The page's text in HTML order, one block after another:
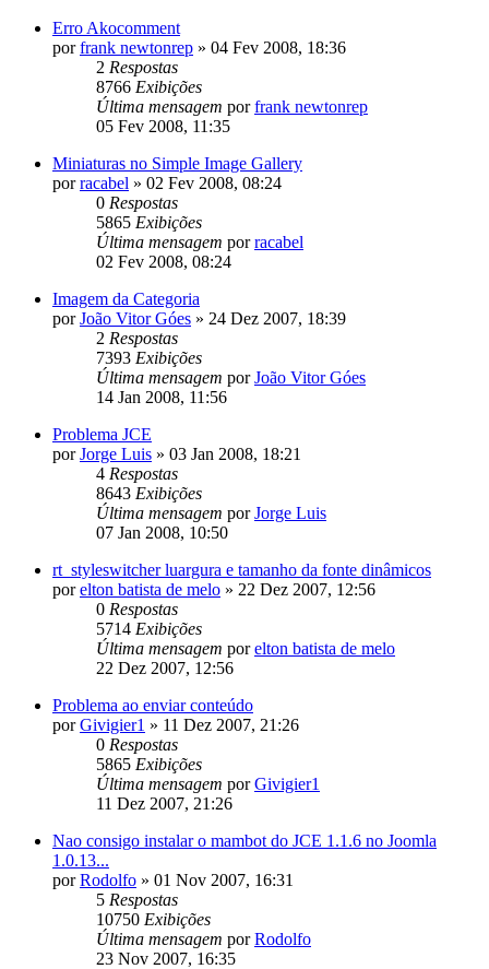
Erro Akocomment
porfrank newtonrep » 04 Fev 2008, 18:36
2 Respostas
8766 Exibições
Última mensagem porfrank newtonrep
05 Fev 2008, 11:35
Miniaturas no Simple Image Gallery
porracabel » 02 Fev 2008, 08:24
0 Respostas
5865 Exibições
Última mensagem porracabel
02 Fev 2008, 08:24
Imagem da Categoria
porJoão Vitor Góes » 24 Dez 2007, 18:39
2 Respostas
7393 Exibições
Última mensagem porJoão Vitor Góes
14 Jan 2008, 11:56
Problema JCE
porJorge Luis » 03 Jan 2008, 18:21
4 Respostas
8643 Exibições
Última mensagem porJorge Luis
07 Jan 2008, 10:50
rt_styleswitcher luargura e tamanho da fonte dinâmicos
porelton batista de melo » 22 Dez 2007, 12:56
0 Respostas
5714 Exibições
Última mensagem porelton batista de melo
22 Dez 2007, 12:56
Problema ao enviar conteúdo
porGivigier1 » 11 Dez 2007, 21:26
0 Respostas
5865 Exibições
Última mensagem porGivigier1
11 Dez 2007, 21:26
Nao consigo instalar o mambot do JCE 1.1.6 no Joomla
1.0.13...
porRodolfo » 01 Nov 2007, 16:31
5 Respostas
10750 Exibições
Última mensagem porRodolfo
23 Nov 2007, 16:35